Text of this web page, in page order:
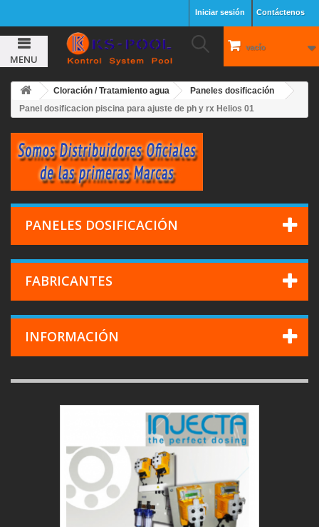
Contáctenos
Iniciar sesión
vacío
MENU
Cloración / Tratamiento agua
Paneles dosificación
Panel dosificacion piscina para ajuste de ph y rx Helios 01
PANELES DOSIFICACIÓN
FABRICANTES
INFORMACIÓN